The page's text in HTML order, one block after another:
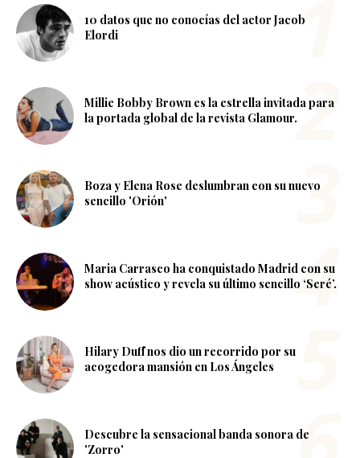
10 datos que no conocías del actor Jacob
Elordi
Millie Bobby Brown es la estrella invitada para
la portada global de la revista Glamour.
Boza y Elena Rose deslumbran con su nuevo
sencillo 'Orión'
Maria Carrasco ha conquistado Madrid con su
show acústico y revela su último sencillo ‘Seré’.
Hilary Duff nos dio un recorrido por su
acogedora mansión en Los Ángeles
Descubre la sensacional banda sonora de
'Zorro'